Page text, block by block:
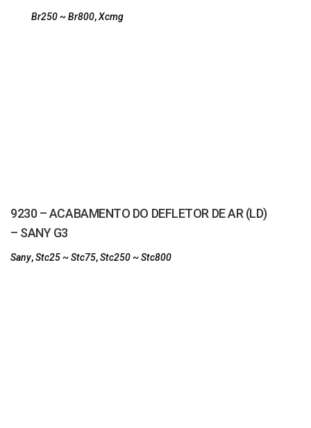
Br250 ~ Br800,Xcmg
9230 – ACABAMENTO DO DEFLETOR DE AR (LD)
– SANY G3
Sany,Stc25 ~ Stc75,Stc250 ~ Stc800